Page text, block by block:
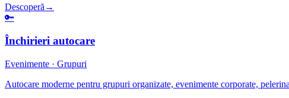
Descoperă →
🔑
Închirieri autocare
Evenimente · Grupuri
Autocare moderne pentru grupuri organizate, evenimente corporate,